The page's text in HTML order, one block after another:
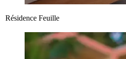
Résidence Feuille